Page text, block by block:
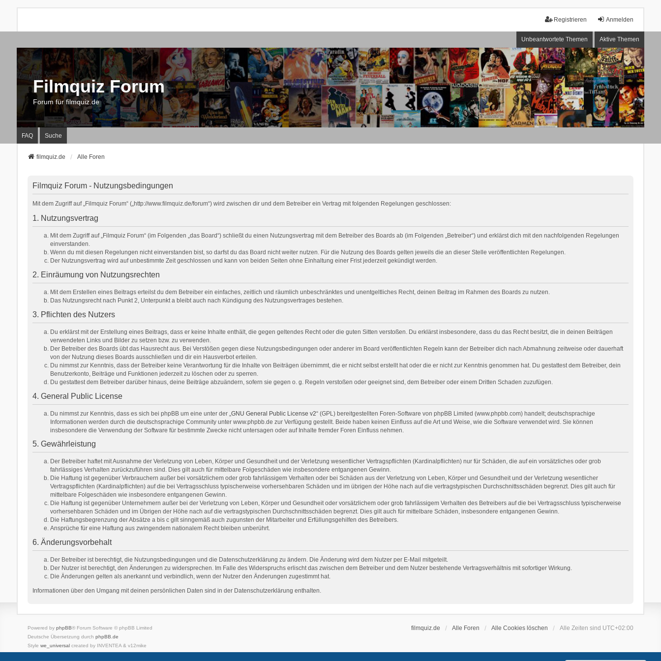
Anmelden
Registrieren
Unbeantwortete Themen Aktive Themen
Filmquiz Forum
Forum für filmquiz.de
FAQ Suche
filmquiz.de Alle Foren
Filmquiz Forum - Nutzungsbedingungen
Mit dem Zugriff auf „Filmquiz Forum“ („http://www.filmquiz.de/forum“) wird zwischen dir und dem Betreiber ein Vertrag mit folgenden Regelungen geschlossen:
1. Nutzungsvertrag
Mit dem Zugriff auf „Filmquiz Forum“ (im Folgenden „das Board“) schließt du einen Nutzungsvertrag mit dem Betreiber des Boards ab (im Folgenden „Betreiber“) und erklärst dich mit den nachfolgenden Regelungen
einverstanden.
Wenn du mit diesen Regelungen nicht einverstanden bist, so darfst du das Board nicht weiter nutzen. Für die Nutzung des Boards gelten jeweils die an dieser Stelle veröffentlichten Regelungen.
Der Nutzungsvertrag wird auf unbestimmte Zeit geschlossen und kann von beiden Seiten ohne Einhaltung einer Frist jederzeit gekündigt werden.
2. Einräumung von Nutzungsrechten
Mit dem Erstellen eines Beitrags erteilst du dem Betreiber ein einfaches, zeitlich und räumlich unbeschränktes und unentgeltliches Recht, deinen Beitrag im Rahmen des Boards zu nutzen.
Das Nutzungsrecht nach Punkt 2, Unterpunkt a bleibt auch nach Kündigung des Nutzungsvertrages bestehen.
3. Pflichten des Nutzers
Du erklärst mit der Erstellung eines Beitrags, dass er keine Inhalte enthält, die gegen geltendes Recht oder die guten Sitten verstoßen. Du erklärst insbesondere, dass du das Recht besitzt, die in deinen Beiträgen
verwendeten Links und Bilder zu setzen bzw. zu verwenden.
Der Betreiber des Boards übt das Hausrecht aus. Bei Verstößen gegen diese Nutzungsbedingungen oder anderer im Board veröffentlichten Regeln kann der Betreiber dich nach Abmahnung zeitweise oder dauerhaft
von der Nutzung dieses Boards ausschließen und dir ein Hausverbot erteilen.
Du nimmst zur Kenntnis, dass der Betreiber keine Verantwortung für die Inhalte von Beiträgen übernimmt, die er nicht selbst erstellt hat oder die er nicht zur Kenntnis genommen hat. Du gestattest dem Betreiber, dein
Benutzerkonto, Beiträge und Funktionen jederzeit zu löschen oder zu sperren.
Du gestattest dem Betreiber darüber hinaus, deine Beiträge abzuändern, sofern sie gegen o. g. Regeln verstoßen oder geeignet sind, dem Betreiber oder einem Dritten Schaden zuzufügen.
4. General Public License
Du nimmst zur Kenntnis, dass es sich bei phpBB um eine unter der „ GNU General Public License v2“ (GPL) bereitgestellten Foren-Software von phpBB Limited (www.phpbb.com) handelt; deutschsprachige
Informationen werden durch die deutschsprachige Community unter www.phpbb.de zur Verfügung gestellt. Beide haben keinen Einfluss auf die Art und Weise, wie die Software verwendet wird. Sie können
insbesondere die Verwendung der Software für bestimmte Zwecke nicht untersagen oder auf Inhalte fremder Foren Einfluss nehmen.
5. Gewährleistung
Der Betreiber haftet mit Ausnahme der Verletzung von Leben, Körper und Gesundheit und der Verletzung wesentlicher Vertragspflichten (Kardinalpflichten) nur für Schäden, die auf ein vorsätzliches oder grob
fahrlässiges Verhalten zurückzuführen sind. Dies gilt auch für mittelbare Folgeschäden wie insbesondere entgangenen Gewinn.
Die Haftung ist gegenüber Verbrauchern außer bei vorsätzlichem oder grob fahrlässigem Verhalten oder bei Schäden aus der Verletzung von Leben, Körper und Gesundheit und der Verletzung wesentlicher
Vertragspflichten (Kardinalpflichten) auf die bei Vertragsschluss typischerweise vorhersehbaren Schäden und im übrigen der Höhe nach auf die vertragstypischen Durchschnittsschäden begrenzt. Dies gilt auch für
mittelbare Folgeschäden wie insbesondere entgangenen Gewinn.
Die Haftung ist gegenüber Unternehmern außer bei der Verletzung von Leben, Körper und Gesundheit oder vorsätzlichem oder grob fahrlässigem Verhalten des Betreibers auf die bei Vertragsschluss typischerweise
vorhersehbaren Schäden und im Übrigen der Höhe nach auf die vertragstypischen Durchschnittsschäden begrenzt. Dies gilt auch für mittelbare Schäden, insbesondere entgangenen Gewinn.
Die Haftungsbegrenzung der Absätze a bis c gilt sinngemäß auch zugunsten der Mitarbeiter und Erfüllungsgehilfen des Betreibers.
Ansprüche für eine Haftung aus zwingendem nationalem Recht bleiben unberührt.
6. Änderungsvorbehalt
Der Betreiber ist berechtigt, die Nutzungsbedingungen und die Datenschutzerklärung zu ändern. Die Änderung wird dem Nutzer per E-Mail mitgeteilt.
Der Nutzer ist berechtigt, den Änderungen zu widersprechen. Im Falle des Widerspruchs erlischt das zwischen dem Betreiber und dem Nutzer bestehende Vertragsverhältnis mit sofortiger Wirkung.
Die Änderungen gelten als anerkannt und verbindlich, wenn der Nutzer den Änderungen zugestimmt hat.
Informationen über den Umgang mit deinen persönlichen Daten sind in der Datenschutzerklärung enthalten.
filmquiz.de Alle Foren Alle Cookies löschen Alle Zeiten sind UTC+02:00
Powered by phpBB® Forum Software © phpBB Limited
Deutsche Übersetzung durch phpBB.de
Style we_universalcreated by INVENTEA & v12mike